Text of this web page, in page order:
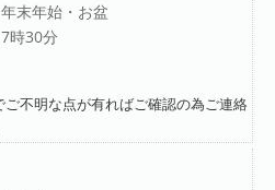
末年始・お盆
時30分
不明な点が有ればご確認の為ご連絡